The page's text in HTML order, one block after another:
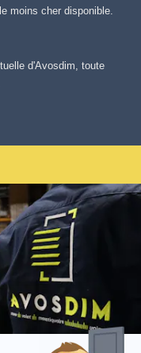
moins cher disponible.
d'Avosdim, toute